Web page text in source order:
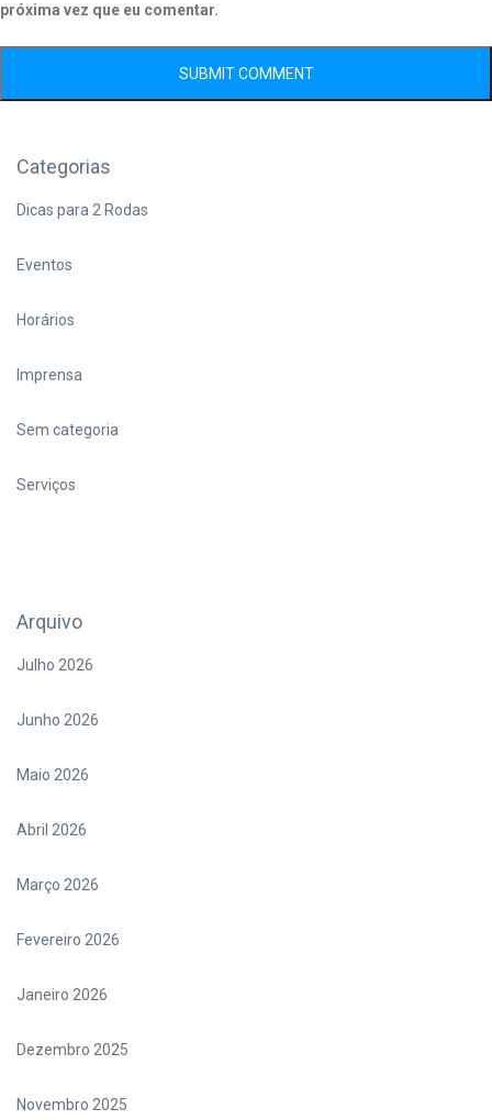
próxima vez que eu comentar.
Categorias
Dicas para 2 Rodas
Eventos
Horários
Imprensa
Sem categoria
Serviços
Arquivo
Julho 2026
Junho 2026
Maio 2026
Abril 2026
Março 2026
Fevereiro 2026
Janeiro 2026
Dezembro 2025
Novembro 2025